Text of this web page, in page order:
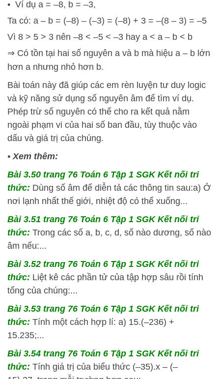
• Ví dụ a = –8, b = –3,
Ta có: a – b = (–8) – (–3) = (–8) + 3 = –(8 – 3) = –5
Vì 8 > 5 > 3 nên –8 < –5 < –3 hay a < a – b < b
⇒ Có tồn tại hai số nguyên a và b mà hiệu a – b lớn
hơn a nhưng nhỏ hơn b.
Bài toán này đã giúp các em rèn luyện tư duy logic
và kỹ năng sử dụng số nguyên âm để tìm ví dụ.
Phép trừ số nguyên có thể cho ra kết quả nằm
ngoài phạm vi của hai số ban đầu, tùy thuộc vào
dấu và giá trị của chúng.
•Xem thêm:
Bài 3.50 trang 76 Toán 6 Tập 1 SGK Kết nối tri
thức: Dùng số âm để diễn tả các thông tin sau:a) Ở
nơi lạnh nhất thế giới, nhiệt độ có thể xuống...
Bài 3.51 trang 76 Toán 6 Tập 1 SGK Kết nối tri
thức: Trong các số a, b, c, d, số nào dương, số nào
âm nếu:...
Bài 3.52 trang 76 Toán 6 Tập 1 SGK Kết nối tri
thức: Liệt kê các phần tử của tập hợp sâu rồi tính
tổng của chúng:...
Bài 3.53 trang 76 Toán 6 Tập 1 SGK Kết nối tri
thức: Tính một cách hợp lí: a) 15.(–236) +
15.235;...
Bài 3.54 trang 76 Toán 6 Tập 1 SGK Kết nối tri
thức: Tính giá trị của biểu thức (–35).x – (–